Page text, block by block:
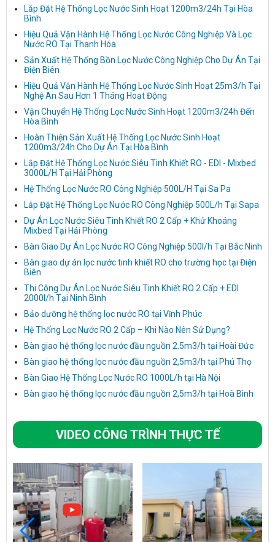
Lắp Đặt Hệ Thống Lọc Nước Sinh Hoạt 1200m3/24h Tại Hòa
Bình
Hiệu Quả Vận Hành Hệ Thống Lọc Nước Công Nghiệp Và Lọc
Nước RO Tại Thanh Hóa
Sản Xuất Hệ Thống Bồn Lọc Nước Công Nghiệp Cho Dự Án Tại
Điện Biên
Hiệu Quả Vận Hành Hệ Thống Lọc Nước Sinh Hoạt 25m3/h Tại
Nghệ An Sau Hơn 1 Tháng Hoạt Động
Vận Chuyển Hệ Thống Lọc Nước Sinh Hoạt 1200m3/24h Đến
Hòa Bình
Hoàn Thiện Sản Xuất Hệ Thống Lọc Nước Sinh Hoạt
1200m3/24h Cho Dự Án Tại Hòa Bình
Lắp Đặt Hệ Thống Lọc Nước Siêu Tinh Khiết RO - EDI - Mixbed
3000L/H Tại Hải Phòng
Hệ Thống Lọc Nước RO Công Nghiệp 500L/H Tại Sa Pa
Lắp Đặt Hệ Thống Lọc Nước RO Công Nghiệp 500L/h Tại Sapa
Dự Án Lọc Nước Siêu Tinh Khiết RO 2 Cấp + Khử Khoáng
Mixbed Tại Hải Phòng
Bàn Giao Dự Án Lọc Nước RO Công Nghiệp 500l/h Tại Bắc Ninh
Bàn giao dự án lọc nước tinh khiết RO cho trường học tại Điện
Biên
Thi Công Dự Án Lọc Nước Siêu Tinh Khiết RO 2 Cấp + EDI
2000l/h Tại Ninh Bình
Bảo dưỡng hệ thống lọc nước RO tại Vĩnh Phúc
Hệ Thống Lọc Nước RO 2 Cấp – Khi Nào Nên Sử Dụng?
Bàn giao hệ thống lọc nước đầu nguồn 2.5m3/h tại Hoài Đức
Bàn giao hệ thống lọc nước đầu nguồn 2,5m3/h tại Phú Thọ
Bàn Giao Hệ Thống Lọc Nước RO 1000L/h tại Hà Nội
Bàn giao hệ thống lọc nước đầu nguồn 2,5m3/h tại Hoà Bình
VIDEO CÔNG TRÌNH THỰC TẾ